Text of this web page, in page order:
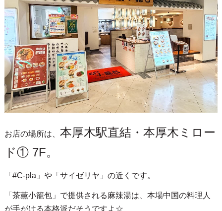
お店の場所は、 本厚木駅直結・本厚木ミロー
ド① 7F。
「#C-pla」や「サイゼリヤ」の近くです。
「茶薫小籠包」で提供される麻辣湯は、本場中国の料理人
が手がける本格派だそうですよ☆